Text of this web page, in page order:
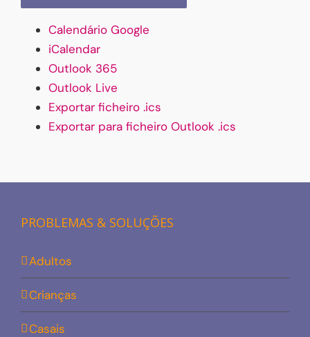
Calendário Google
iCalendar
Outlook 365
Outlook Live
Exportar ficheiro .ics
Exportar para ficheiro Outlook .ics
PROBLEMAS & SOLUÇÕES
Adultos
Crianças
Casais